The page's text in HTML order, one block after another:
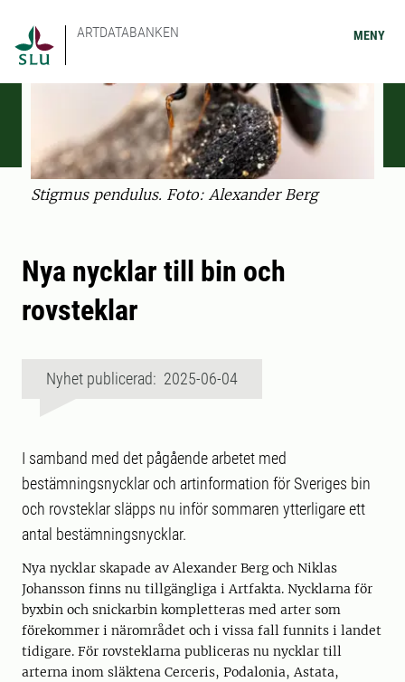
ARTDATABANKEN MENY
Stigmus pendulus. Foto: Alexander Berg
Nya nycklar till bin och
rovsteklar
Nyhet publicerad: 2025-06-04
I samband med det pågående arbetet med
bestämningsnycklar och artinformation för Sveriges bin
och rovsteklar släpps nu inför sommaren ytterligare ett
antal bestämningsnycklar.
Nya nycklar skapade av Alexander Berg och Niklas
Johansson finns nu tillgängliga i Artfakta. Nycklarna för
byxbin och snickarbin kompletteras med arter som
förekommer i närområdet och i vissa fall funnits i landet
tidigare. För rovsteklarna publiceras nu nycklar till
arterna inom släktena Cerceris, Podalonia, Astata,